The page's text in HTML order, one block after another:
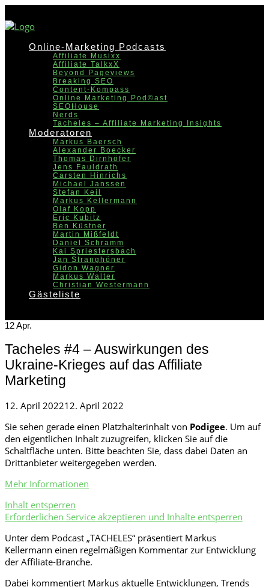
Online-Marketing Podcasts
Affiliate Musixx
Affiliate TalkxX
Beyond Pageviews
Breaking SEO
Content-Kompass
Online Marketing Pod©ast
SEOHouse
Nerds
Tacheles – Affiliate Marketing Insights
Moderatoren
Markus Baersch
Alexander Boecker
Thomas Dirnhöfer
Jens Fauldrath
Carsten Hinrichs
Michael Janssen
Stefan Keil
Markus Kellermann
Olaf Kopp
Eric Kubitz
Ben Küstner
Martin Mißfeldt
Daniel Schramm
Kai Spriestersbach
Jan Stranghöner
Gidon Wagner
Markus Walter
Christian Westermann
Gästeliste
12Apr.
Tacheles #4 – Auswirkungen des
Ukraine-Krieges auf das Affiliate
Marketing
Posted
12. April 202212. April 2022
Sie sehen gerade einen Platzhalterinhalt von Podigee. Um auf
den eigentlichen Inhalt zuzugreifen, klicken Sie auf die
Schaltfläche unten. Bitte beachten Sie, dass dabei Daten an
Drittanbieter weitergegeben werden.
Mehr Informationen
Inhalt entsperren
Erforderlichen Service akzeptieren und Inhalte entsperren
Unter dem Podcast „TACHELES“ präsentiert Markus
Kellermann einen regelmäßigen Kommentar zur Entwicklung
der Affiliate-Branche.
Dabei kommentiert Markus aktuelle Entwicklungen, Trends